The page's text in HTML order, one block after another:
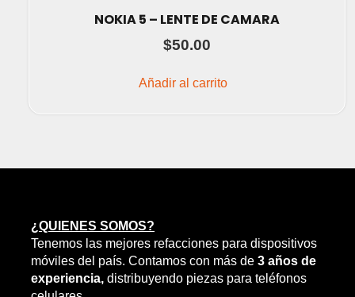
NOKIA 5 – LENTE DE CAMARA
$50.00
Añadir al carrito
¿QUIENES SOMOS?
Tenemos las mejores refacciones para dispositivos
móviles del país. Contamos con más de 3 años de
experiencia, distribuyendo piezas para teléfonos